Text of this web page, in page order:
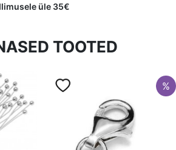
üle 35€
TOOTED
%